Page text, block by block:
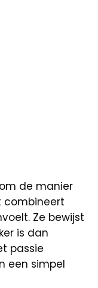
de manier
combineert
Ze bewijst
is dan
passie
een simpel